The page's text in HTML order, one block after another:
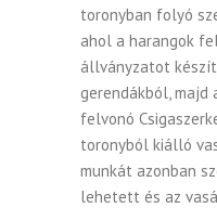
toronyban folyó
ahol a harangok
állványzatot
gerendákból, majd
felvonó
toronyból kiálló
munkát azonban
lehetett és az